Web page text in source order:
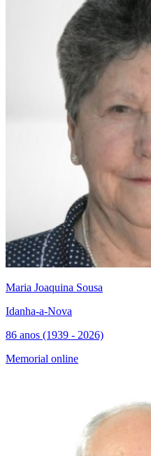
Maria Joaquina Sousa
Idanha-a-Nova
86 anos (1939 - 2026)
Memorial online